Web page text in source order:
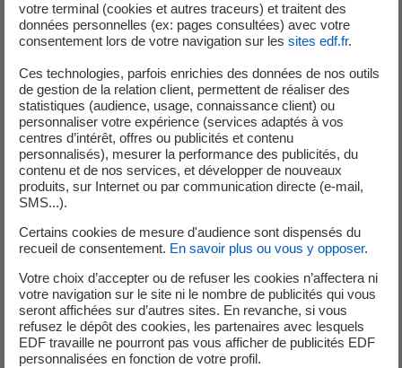
Le mardi 24 février, la centrale de Gravelines a donné le
Métiers du Nucléaire. En présence de Bernard Fontana,
président du groupe EDF, les partenaires ont pu découvrir
un programme immersif dédié aux métiers de la filière.
Au cours de cette journée, les participants ont découvert
plusieurs espaces de formation dédiés aux salariés et
partenaires industriels du site : installations pédagogiques,
espaces d’entraînement, simulateur de la salle des
commandes. Une conférence de presse est venue
compléter le programme, avant une visite terrain au plus
près des activités industrielles.
Découvrez le dossier presse de l'évènement en cliquant
ici.
La centrale de Gravelines mobilisée toute la semaine
votre terminal (cookies et autres traceurs) et traitent des
données personnelles (ex: pages consultées) avec votre
consentement lors de votre navigation sur les sites edf.fr.
Ces technologies, parfois enrichies des données de nos outils
de gestion de la relation client, permettent de réaliser des
statistiques (audience, usage, connaissance client) ou
personnaliser votre expérience (services adaptés à vos
centres d’intérêt, offres ou publicités et contenu
personnalisés), mesurer la performance des publicités, du
contenu et de nos services, et développer de nouveaux
produits, sur Internet ou par communication directe (e-mail,
SMS...).
Certains cookies de mesure d'audience sont dispensés du
recueil de consentement. En savoir plus ou vous y opposer.
Votre choix d’accepter ou de refuser les cookies n’affectera ni
votre navigation sur le site ni le nombre de publicités qui vous
seront affichées sur d’autres sites. En revanche, si vous
refusez le dépôt des cookies, les partenaires avec lesquels
EDF travaille ne pourront pas vous afficher de publicités EDF
personnalisées en fonction de votre profil.